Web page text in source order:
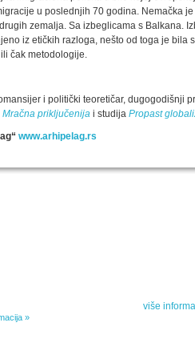
u poslednjih 70 godina. Nemačka
zemalja. Sa izbeglicama s Balkana.
iz etičkih razloga, nešto od toga je bila
čak metodologije.
i politički teoretičar, dugogodišnji
Mračna priključenija i studija Propast
www.arhipelag.rs
»
više